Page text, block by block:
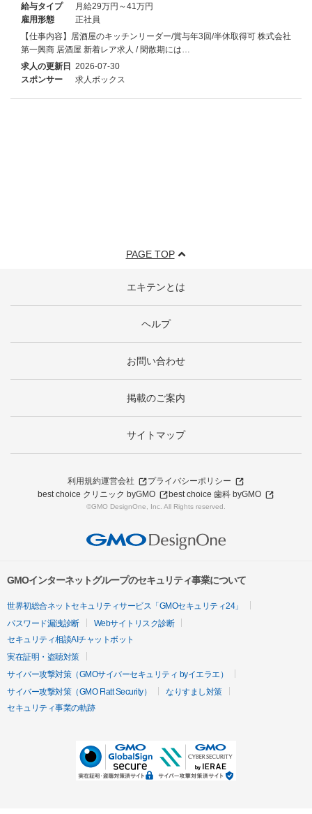
給与タイプ
月給29万円～41万円
雇用形態
正社員
【仕事内容】居酒屋のキッチンリーダー/賞与年3回/半休取得可 株式会社
第一興商 居酒屋 新着レア求人 / 閑散期には…
求人の更新日 2026-07-30
スポンサー
求人ボックス
PAGE TOP
エキテンとは
ヘルプ
お問い合わせ
掲載のご案内
サイトマップ
利用規約運営会社
プライバシーポリシー
best choice クリニック byGMO
best choice 歯科 byGMO
©GMO DesignOne, Inc. All Rights reserved.
GMOインターネットグループのセキュリティ事業について
世界初総合ネットセキュリティサービス「GMOセキュリティ24」
パスワード漏洩診断
Webサイトリスク診断
セキュリティ相談AIチャットボット
実在証明・盗聴対策
サイバー攻撃対策（GMOサイバーセキュリティ byイエラエ）
サイバー攻撃対策（GMO Flatt Security）
なりすまし対策
セキュリティ事業の軌跡